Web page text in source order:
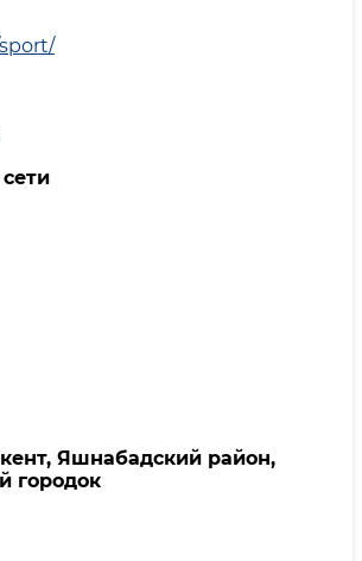
Яшнабадский район,
городок